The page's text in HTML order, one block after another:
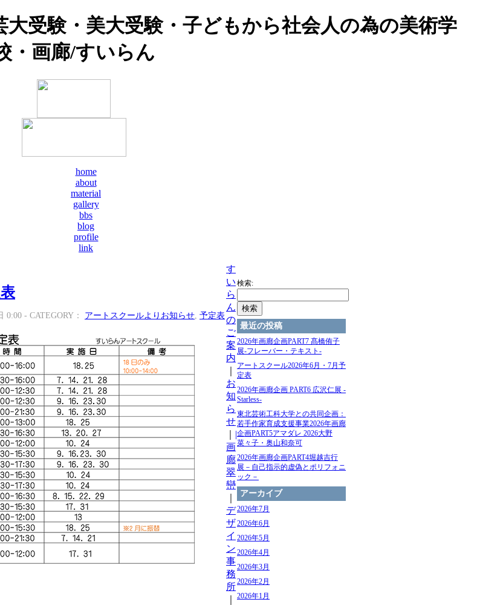
受験・美大受験・子どもから社会人の為の美術学
・画廊/すいらん
home
about
material
gallery
bbs
blog
profile
link
0:00 - CATEGORY： アートスクールよりお知らせ 予定表
検索:
最近の投稿
2026年画廊企画PART7 髙橋侑⼦
展-フレーバー・テキスト-
アートスクール2026年6月・7月予
定表
2026年画廊企画 PART6 広沢仁展 -
Starless-
東北芸術⼯科⼤学との共同企画：
若⼿作家育成⽀援事業2026年画廊
企画PART5アマダレ 2026⼤野
菜々⼦・奥⼭和奈可
2026年画廊企画PART4堀越吉行
展－自己指示的虚偽とポリフォニ
ック－
アーカイブ
2026年7月
2026年6月
2026年5月
2026年4月
2026年3月
2026年2月
2026年1月
す
い
ら
ん
の
ご
案
内
お
知
ら
せ
|
画
廊
翠
巒
デ
ザ
イ
ン
事
務
所